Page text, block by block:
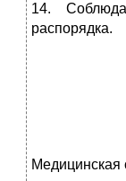
14.
распорядка.
Медицинская